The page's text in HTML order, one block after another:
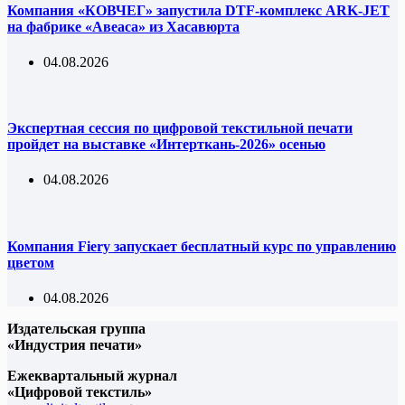
Компания «КОВЧЕГ» запустила DTF-комплекс ARK-JET
на фабрике «Авеаса» из Хасавюрта
04.08.2026
Экспертная сессия по цифровой текстильной печати
пройдет на выставке «Интерткань-2026» осенью
04.08.2026
Компания Fiery запускает бесплатный курс по управлению
цветом
04.08.2026
Издательская группа
«Индустрия печати»
Ежеквартальный журнал
«Цифровой текстиль»